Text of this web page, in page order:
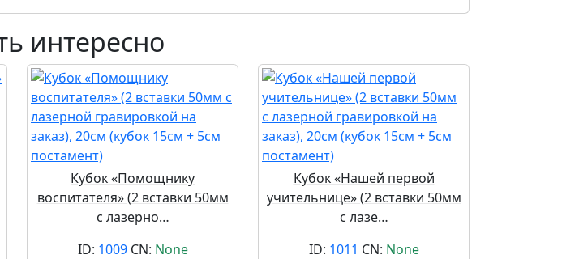
интересно
Кубок «Помощнику
воспитателя» (2 вставки 50мм
с лазерно…
ID: 1009CN: None
Кубок «Нашей первой
учительнице» (2 вставки 50мм
с лазе…
ID: 1011 CN: None